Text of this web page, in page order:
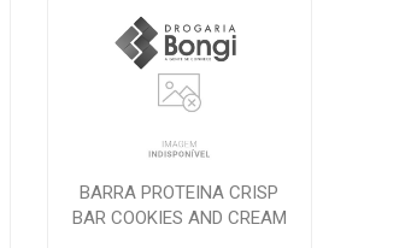
BARRA PROTEINA CRISP
BAR COOKIES AND CREAM